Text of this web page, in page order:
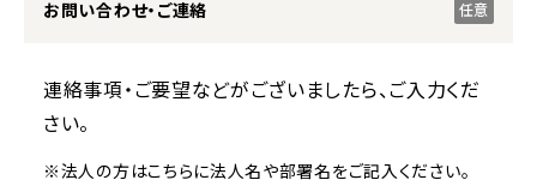
お問い合わせ・ご連絡 任意
連絡事項・ご要望などがございましたら、ご入力くだ
さい。
※法人の方はこちらに法人名や部署名をご記入ください。